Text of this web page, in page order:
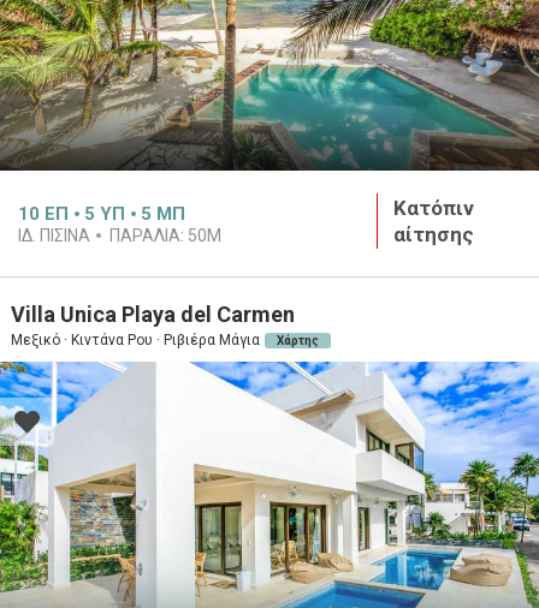
10 ΕΠ 5 ΥΠ 5 ΜΠ
ΙΔ. ΠΙΣΊΝΑ ΠΑΡΑΛΊΑ: 50M
Κατόπιν
αίτησης
Villa Unica Playa del Carmen
Μεξικό · Κιντάνα Ρου · Ριβιέρα Μάγια Χάρτης